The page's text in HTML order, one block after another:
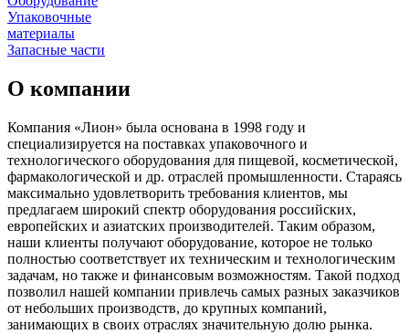
Упаковочные
материалы
Запасные части
О компании
Компания «Лион» была основана в 1998 году и
специализируется на поставках упаковочного и
технологического оборудования для пищевой, косметической,
фармакологической и др. отраслей промышленности. Стараясь
максимально удовлетворить требования клиентов, мы
предлагаем широкий спектр оборудования российских,
европейских и азиатских производителей. Таким образом,
наши клиенты получают оборудование, которое не только
полностью соответствует их техническим и технологическим
задачам, но также и финансовым возможностям. Такой подход
позволил нашей компании привлечь самых разных заказчиков
от небольших производств, до крупных компаний,
занимающих в своих отраслях значительную долю рынка.